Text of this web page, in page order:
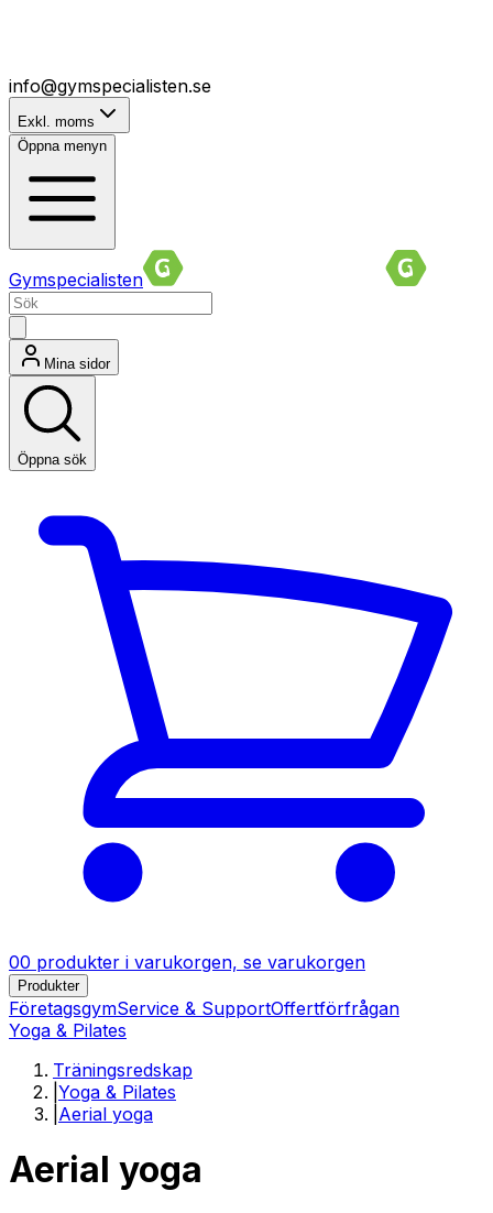
info@gymspecialisten.se
Exkl. moms
Öppna menyn
Gymspecialisten
Mina sidor
Öppna sök
00 produkter i varukorgen, se varukorgen
Produkter
FöretagsgymService & SupportOffertförfrågan
Yoga & Pilates
Träningsredskap
Yoga & Pilates
Aerial yoga
Aerial yoga